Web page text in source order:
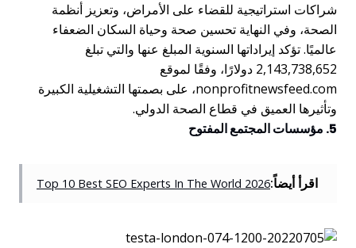
شراكات استراتيجية للقضاء على الأمراض، وتعزيز أنظمة
الصحة، وفي النهاية تحسين صحة وحياة السكان الضعفاء
عالميًا. تؤكد إيراداتها السنوية المبلغ عنها والتي تبلغ
2,143,738,652 دولارًا، وفقًا لموقع
nonprofitnewsfeed.com، على بصمتها التشغيلية الكبيرة
وتأثيرها العميق في قطاع الصحة الدولي.
5. مؤسسات المجتمع المفتوح
اقرأ أيضاً:Top 10 Best SEO Experts In The World 2026